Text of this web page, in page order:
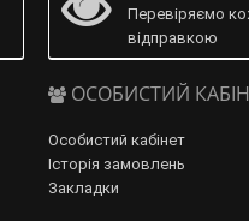
Перевіряємо
відправкою
ОСОБИСТИЙ
Особистий кабінет
Історія замовлень
Закладки